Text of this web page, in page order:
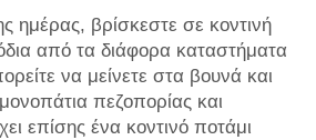
ημέρας, βρίσκεστε σε κοντινή
από τα διάφορα καταστήματα
να μείνετε στα βουνά και
πεζοπορίας και
επίσης ένα κοντινό ποτάμι